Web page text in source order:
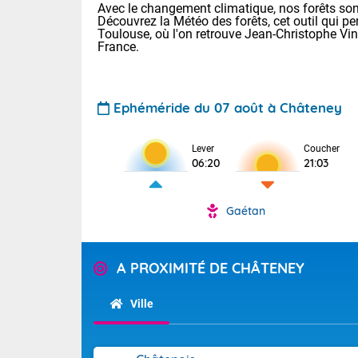
Pour la
Tendance
Avec le changement climatique, nos forêts
Découvrez la Météo des forêts, cet outil qui
Toulouse, où l'on retrouve Jean-Christophe
France.
Ephéméride du 07 août à Châteney
Lever
06:20
Coucher
21:03
Gaétan
A PROXIMITÉ DE CHÂTENEY
Ville
Voici les
: 18/25 Paris
Clermont-
Lille : 18/26
Cet après-
Calme,
territoire.
mistral